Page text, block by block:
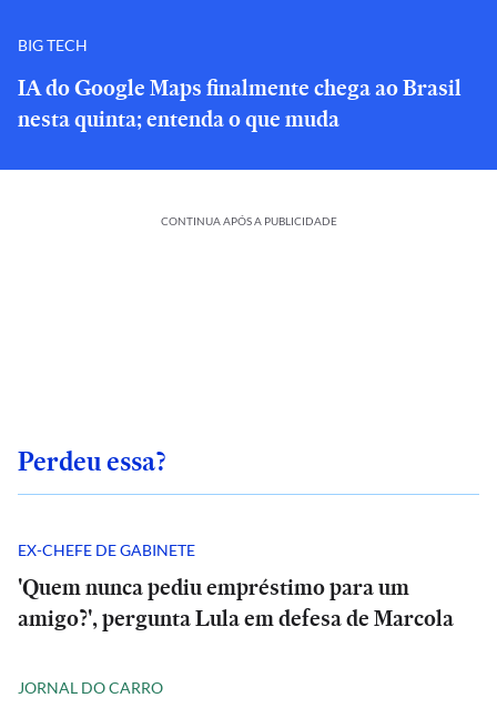
BIG TECH
IA do Google Maps finalmente chega ao Brasil
nesta quinta; entenda o que muda
CONTINUA APÓS A PUBLICIDADE
Perdeu essa?
EX-CHEFE DE GABINETE
'Quem nunca pediu empréstimo para um
amigo?', pergunta Lula em defesa de Marcola
JORNAL DO CARRO